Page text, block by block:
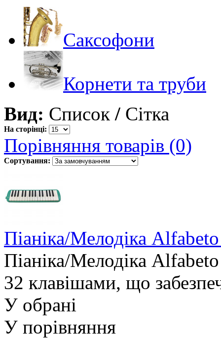
Саксофони
Корнети та труби
Вид: Список / Сітка
На сторінці:
Порівняння товарів (0)
Сортування:
Піаніка/Мелодіка
Піаніка/Мелодіка
32 клавішами, що
У обрані
У порівняння